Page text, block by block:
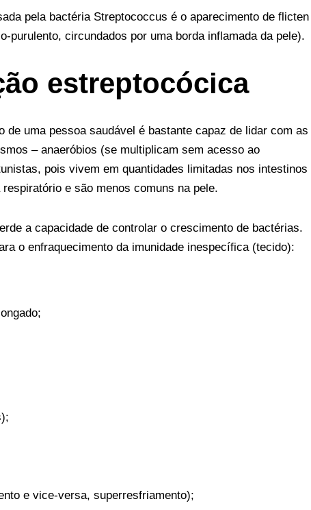
A
p
pela bactéria Streptococcus é o aparecimento de flicten
purulento, circundados por uma borda inflamada da pele).
estreptocócica
de uma pessoa saudável é bastante capaz de lidar com as
– anaeróbios (se multiplicam sem acesso ao
pois vivem em quantidades limitadas nos intestinos
e são menos comuns na pele.
a capacidade de controlar o crescimento de bactérias.
o enfraquecimento da imunidade inespecífica (tecido):
e vice-versa, superresfriamento);